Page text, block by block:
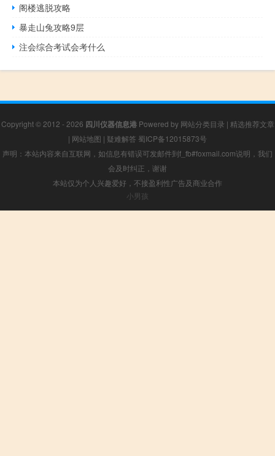
阁楼逃脱攻略
暴走山兔攻略9层
注会综合考试会考什么
Copyright © 2012 - 2026 四川仪器信息港Powered by 网站分类目录 | 精选推荐文章
| 网站地图 | 疑难解答 蜀ICP备12015873号
声明：本站内容来自互联网，如信息有错误可发邮件到f_fb#foxmail.com说明，我们
会及时纠正，谢谢
本站仅为个人兴趣爱好，不接盈利性广告及商业合作
小男孩